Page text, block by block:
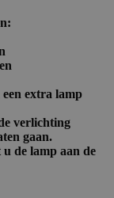
extra lamp
verlichting
gaan.
de lamp aan de